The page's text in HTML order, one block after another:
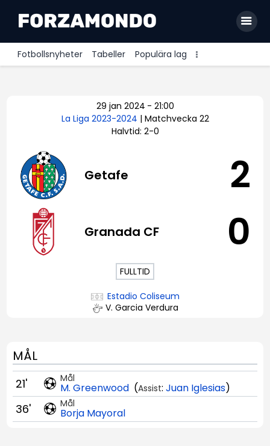
Fotbollsnyheter Tabeller Populära lag
Premier League
Bundesliga
Serie A
Ligue 1
29 jan 2024 - 21:00
La Liga 2023-2024 | Matchvecka 22
Halvtid: 2-0
Getafe 2
Granada CF 0
FULLTID
Estadio Coliseum
V. Garcia Verdura
MÅL
Mål
M. Greenwood (Assist: Juan Iglesias)
21'
Mål
Borja Mayoral
36'